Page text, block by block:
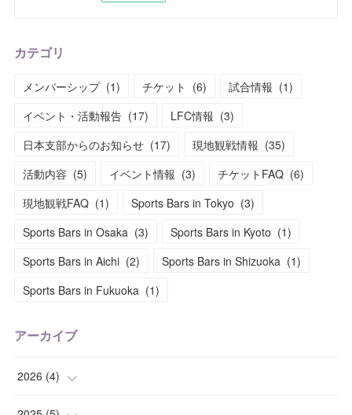
カテゴリ
メンバーシップ (1) チケット (6) 試合情報 (1)
イベント・活動報告 (17) LFC情報 (3)
日本支部からのお知らせ (17) 現地観戦情報 (35)
活動内容 (5) イベント情報 (3) チケットFAQ (6)
現地観戦FAQ (1) Sports Bars in Tokyo (3)
Sports Bars in Osaka (3) Sports Bars in Kyoto (1)
Sports Bars in Aichi (2) Sports Bars in Shizuoka (1)
Sports Bars in Fukuoka (1)
アーカイブ
2026 (4)